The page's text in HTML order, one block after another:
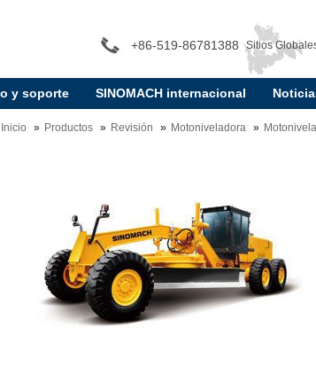
+86-519-86781388 Sitios
y soporte SINOMACH internacional
Inicio Productos Revisión Motoniveladora